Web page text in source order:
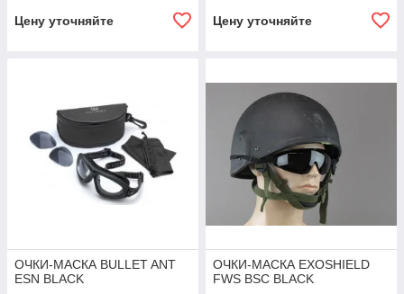
Цену уточняйте Цену уточняйте
ОЧКИ-МАСКА BULLET ANT
ESN BLACK
ОЧКИ-МАСКА EXOSHIELD
FWS BSC BLACK